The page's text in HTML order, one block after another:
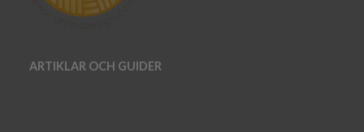
ARTIKLAR OCH GUIDER